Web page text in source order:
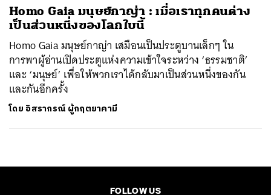
Homo Gaia มนุษย์กาญ่า : เมื่อเราทุกคนต่าง
เป็นส่วนหนึ่งของโลกใบนี้
Homo Gaia มนุษย์กาญ่า เสมือนเป็นประตูบานเล็กๆ ใน
การพาผู้อ่านเปิดประตูแห่งความเข้าใจระหว่าง ‘ธรรมชาติ’
และ ‘มนุษย์’ เพื่อให้พวกเราได้กลับมาเป็นส่วนหนึ่งของกัน
และกันอีกครั้ง
โดย อิสรากรณ์ ผู้กฤตยาคามี
FOLLOW US